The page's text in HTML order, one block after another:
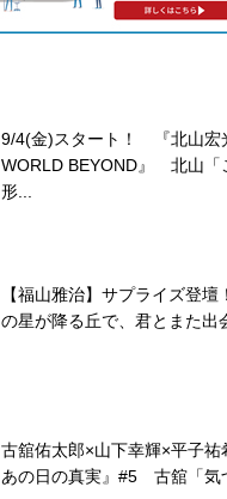
9/4(金)スタート！ 『北山宏
WORLD BEYOND』 北山「
形...
【福山雅治】サプライズ登
の星が降る丘で、君とまた出
古舘佑太郎×山下幸輝×平子
あの日の真実』#5 古舘「気